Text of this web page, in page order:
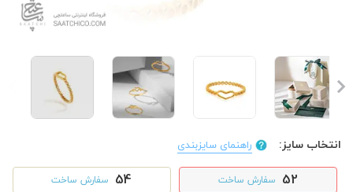
انتخاب سایز: راهنمای سایزبندی
52 سفارش ساخت 54 سفارش ساخت